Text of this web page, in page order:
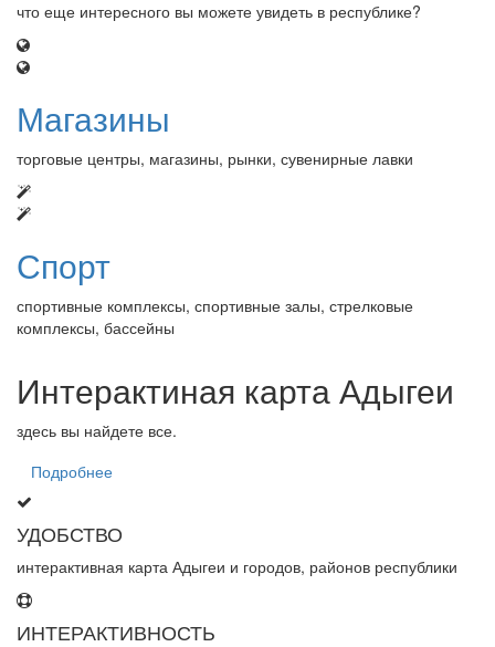
что еще интересного вы можете увидеть в республике?
Магазины
торговые центры, магазины, рынки, сувенирные лавки
Спорт
спортивные комплексы, спортивные залы, стрелковые
комплексы, бассейны
Интерактиная карта Адыгеи
здесь вы найдете все.
Подробнее
УДОБСТВО
интерактивная карта Адыгеи и городов, районов республики
ИНТЕРАКТИВНОСТЬ